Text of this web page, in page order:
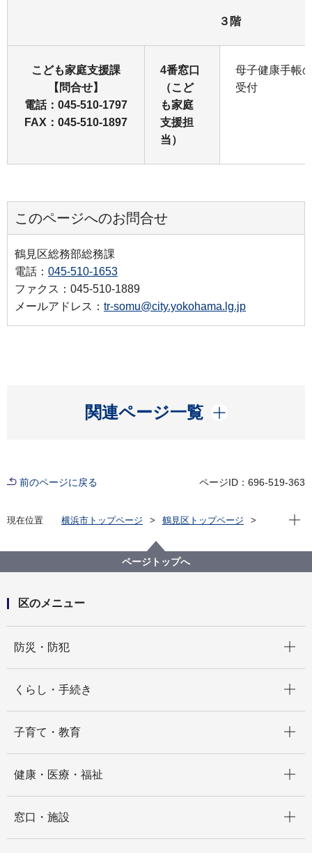
３階
こども家庭支援課
【問合せ】
電話：045-510-1797
FAX：045-510-1897
4番窓口
（こど
も家庭
支援担
当）
母子健康手帳
受付
このページへのお問合せ
鶴見区総務部総務課
電話： 045-510-1653
ファクス：045-510-1889
メールアドレス： tr-somu@city.yokohama.lg.jp
関連ページ一覧
開く
前のページに戻る ページID：696-519-363
現在位置 横浜市トップページ
鶴見区トップページ
区役所・行政サービスコーナー等の業務時間
現在
ページトップへ
区のメニュー
防災・防犯
くらし・手続き
子育て・教育
健康・医療・福祉
窓口・施設